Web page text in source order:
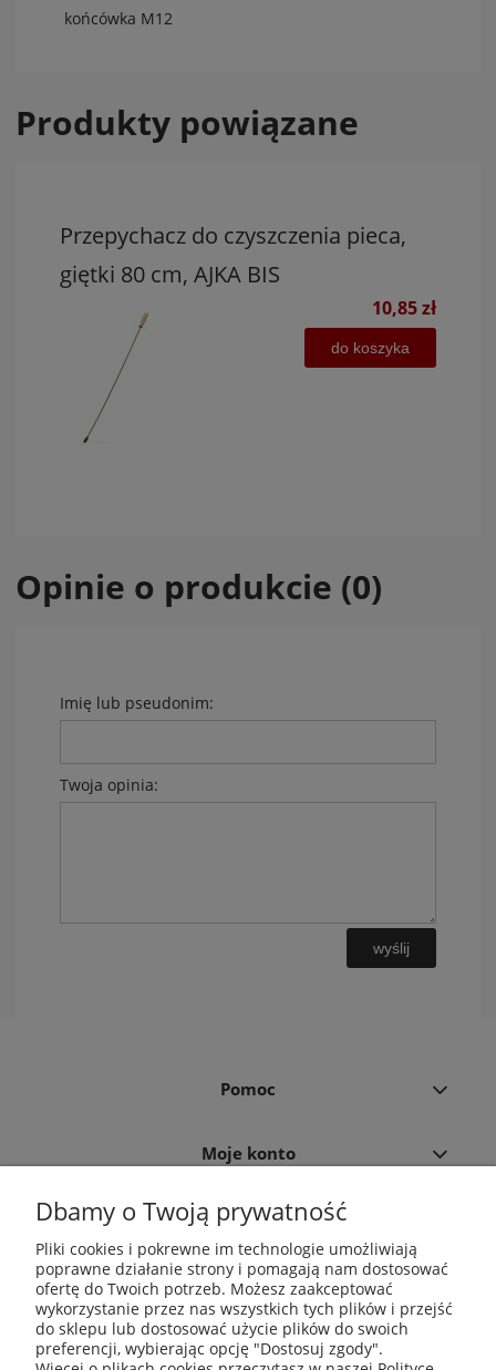
końcówka M12
Produkty powiązane
Przepychacz do czyszczenia pieca,
giętki 80 cm, AJKA BIS
10,85 zł
do koszyka
Opinie o produkcie (0)
Imię lub pseudonim:
Twoja opinia:
wyślij
Pomoc
Moje konto
Płatności i dostawa
Informacje
O nas
Dbamy o Twoją prywatność
Pliki cookies i pokrewne im technologie umożliwiają
poprawne działanie strony i pomagają nam dostosować
ofertę do Twoich potrzeb. Możesz zaakceptować
wykorzystanie przez nas wszystkich tych plików i przejść
do sklepu lub dostosować użycie plików do swoich
preferencji, wybierając opcję "Dostosuj zgody".